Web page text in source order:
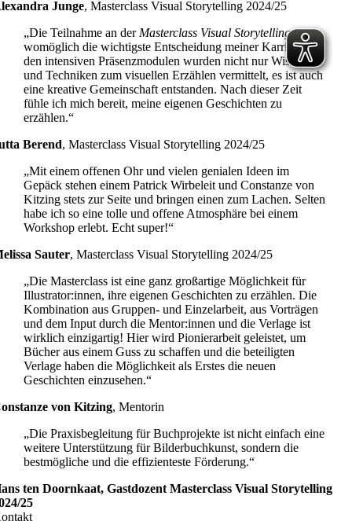
Junge,Masterclass Visual Storytelling 2024/25
„Die Teilnahme an der Masterclass Visual Storytellingwar
womöglich die wichtigste Entscheidung meiner Karriere. In
den intensiven Präsenzmodulen wurden nicht nur Wissen
und Techniken zum visuellen Erzählen vermittelt, es ist auch
eine kreative Gemeinschaft entstanden. Nach dieser Zeit
fühle ich mich bereit, meine eigenen Geschichten zu
erzählen.“
Berend,Masterclass Visual Storytelling 2024/25
„Mit einem offenen Ohr und vielen genialen Ideen im
Gepäck stehen einem Patrick Wirbeleit und Constanze von
Kitzing stets zur Seite und bringen einen zum Lachen. Selten
habe ich so eine tolle und offene Atmosphäre bei einem
Workshop erlebt. Echt super!“
Sauter,Masterclass Visual Storytelling 2024/25
„Die Masterclass ist eine ganz großartige Möglichkeit für
Illustrator:innen, ihre eigenen Geschichten zu erzählen. Die
Kombination aus Gruppen- und Einzelarbeit, aus Vorträgen
und dem Input durch die Mentor:innen und die Verlage ist
wirklich einzigartig! Hier wird Pionierarbeit geleistet, um
Bücher aus einem Guss zu schaffen und die beteiligten
Verlage haben die Möglichkeit als Erstes die neuen
Geschichten einzusehen.“
von Kitzing,Mentorin
„Die Praxisbegleitung für Buchprojekte ist nicht einfach eine
weitere Unterstützung für Bilderbuchkunst, sondern die
bestmögliche und die effizienteste Förderung.“
ten Doornkaat, Gastdozent Masterclass Visual Storytelling
25